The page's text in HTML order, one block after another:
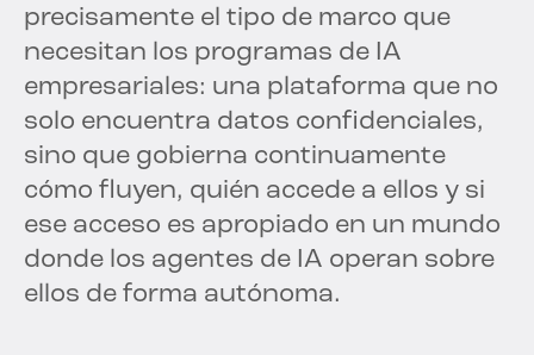
precisamente el tipo de marco que
necesitan los programas de IA
empresariales: una plataforma que no
solo encuentra datos confidenciales,
sino que gobierna continuamente
cómo fluyen, quién accede a ellos y si
ese acceso es apropiado en un mundo
donde los agentes de IA operan sobre
ellos de forma autónoma.